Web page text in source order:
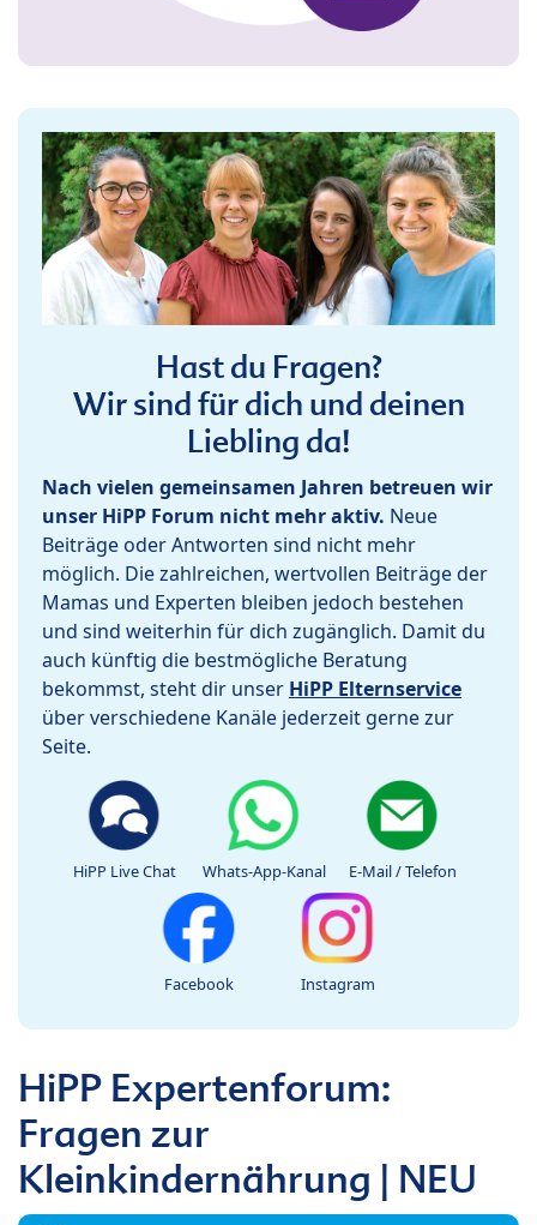
Hast du Fragen?
Wir sind für dich und deinen
Liebling da!
Nach vielen gemeinsamen Jahren betreuen wir
unser HiPP Forum nicht mehr aktiv. Neue
Beiträge oder Antworten sind nicht mehr
möglich. Die zahlreichen, wertvollen Beiträge der
Mamas und Experten bleiben jedoch bestehen
und sind weiterhin für dich zugänglich. Damit du
auch künftig die bestmögliche Beratung
bekommst, steht dir unser HiPP Elternservice
über verschiedene Kanäle jederzeit gerne zur
Seite.
HiPP Live Chat Whats-App-Kanal E-Mail / Telefon
Facebook Instagram
HiPP Expertenforum:
Fragen zur
Kleinkindernährung | NEU